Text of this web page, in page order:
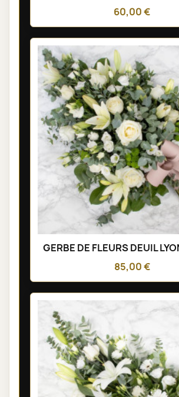
60,00 €
GERBE DE FLEURS DEUIL
85,00 €